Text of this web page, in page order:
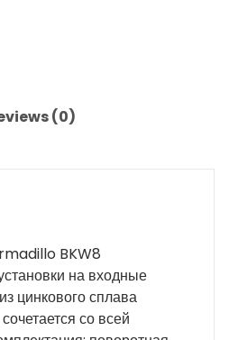
(0)
BKW8
на входные
цинкового сплава
со всей